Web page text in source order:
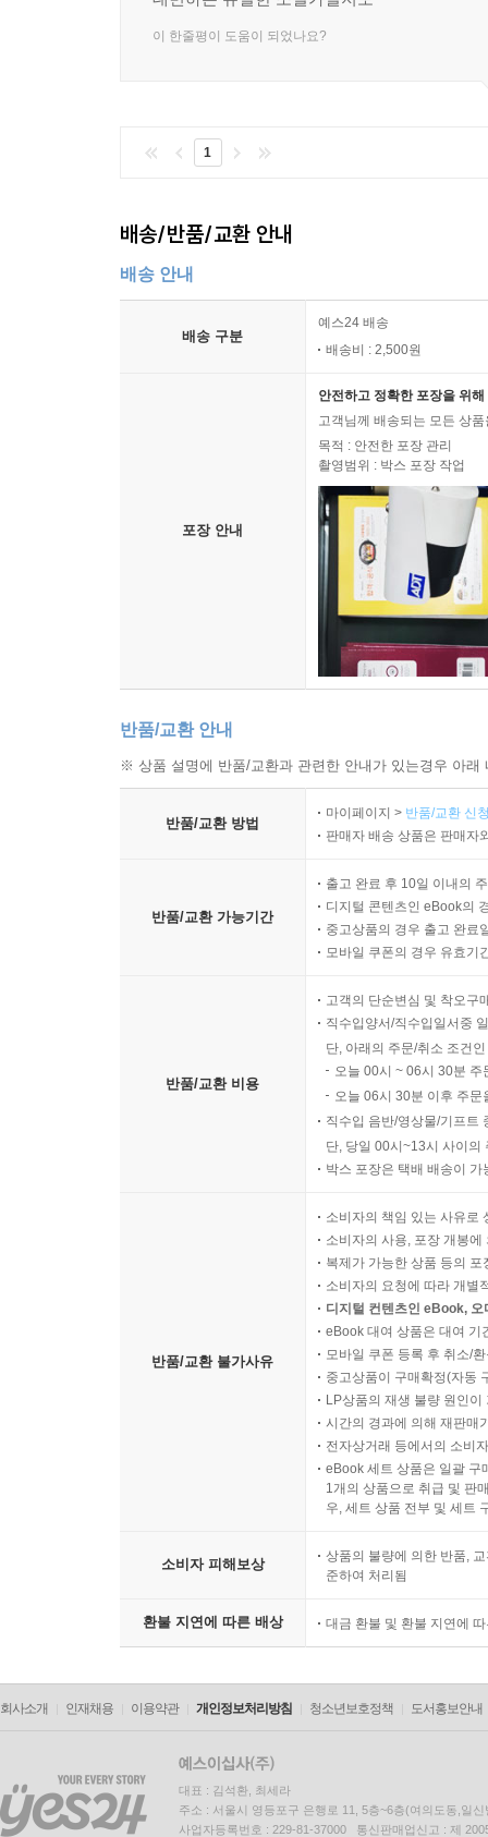
이 한줄평이 도움이 되었나요?
1
배송/반품/교환 안내
배송 안내
배송 구분
예스24 배송
배송비 : 2,500원
포장 안내
안전하고 정확한 포장을 위
고객님께 배송되는 모든 상
목적 : 안전한 포장 관리
촬영범위 : 박스 포장 작업
반품/교환 안내
※ 상품 설명에 반품/교환과 관련한 안내가 있는경우 아
반품/교환 방법
마이페이지 > 반품/교환 신
판매자 배송 상품은 판매자
반품/교환 가능기간
출고 완료 후 10일 이내의
디지털 콘텐츠인 eBook의
중고상품의 경우 출고 완료
모바일 쿠폰의 경우 유효기
반품/교환 비용
고객의 단순변심 및 착오구
직수입양서/직수입일서중
단, 아래의 주문/취소 조건
오늘 00시 ~ 06시 30분
오늘 06시 30분 이후 주
직수입 음반/영상물/기프트
단, 당일 00시~13시 사이의
박스 포장은 택배 배송이
반품/교환 불가사유
소비자의 책임 있는 사유로
소비자의 사용, 포장 개봉
복제가 가능한 상품 등의
소비자의 요청에 따라 개별
디지털 컨텐츠인 eBook,
eBook 대여 상품은 대여 기
모바일 쿠폰 등록 후 취소/
중고상품이 구매확정(자동
LP상품의 재생 불량 원인
시간의 경과에 의해 재판매
전자상거래 등에서의 소비
eBook 세트 상품은 일괄 구
1개의 상품으로 취급 및 판
우, 세트 상품 전부 및 세트
소비자 피해보상
상품의 불량에 의한 반품,
준하여 처리됨
환불 지연에 따른 배상 대금 환불 및 환불 지연에
회사소개 인재채용 이용약관 개인정보처리방침 청소년보호정책 도서홍보안내
대표 : 김석환, 최세라
주소 : 서울시 영등포구 은행로 11, 5층~6층(여의도동,일신
사업자등록번호 : 229-81-37000 통신판매업신고 : 제